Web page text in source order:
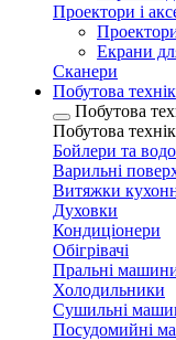
Проектори і
Екрани
Сканери
Побутова
Побутова
Побутова
Бойлери та
Варильні
Витяжки
Духовки
Кондиціонери
Обігрівачі
Пральні
Холодильники
Сушильні
Посудомийні